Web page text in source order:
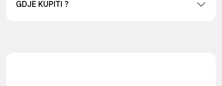
GDJE KUPITI ?